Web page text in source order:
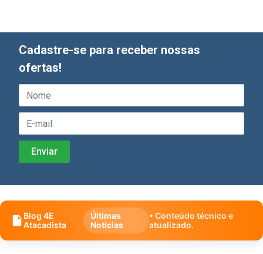
Cadastre-se para receber nossas
ofertas!
Blog 4E
Atacadista
Últimas
Notícias
• Conteúdo técnico e
atualizado.